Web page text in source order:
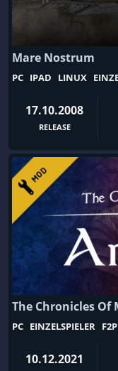
Drachen
Düster
Dystopie
Early Access
Echtzeit-
Ego-Shooter
Einzelspieler
Eisenbahn
Emotional
Entspannung
Ermittlung
Escape Game
Mare Nostrum
PC IPAD LINUX
17.10.2008
RELEASE
The Chronicles Of
PC EINZELSPIELER F2P
10.12.2021